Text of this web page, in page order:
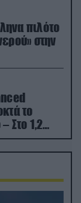
πιλότο
στην
το
Στο 1,2